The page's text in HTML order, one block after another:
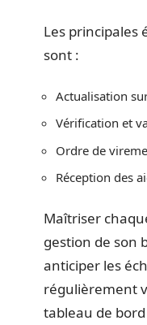
Les principales
sont :
Actualisation
Vérification et
Ordre de
Réception des
Maîtriser
gestion de son
anticiper les
régulièrement
tableau de